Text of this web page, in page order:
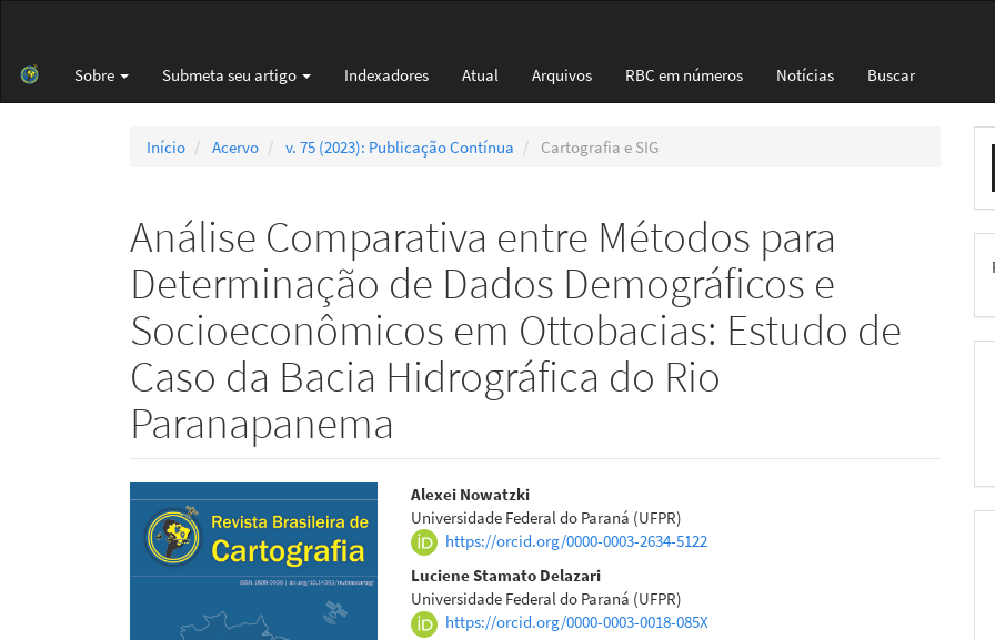
principal
Barra
Sobre Submeta seu artigo Indexadores Atual Arquivos RBC em números Notícias Buscar
Início Acervo v. 75 (2023): Publicação Contínua Cartografia e SIG
Análise Comparativa entre Métodos para
Determinação de Dados Demográficos e
Socioeconômicos em Ottobacias: Estudo de
Caso da Bacia Hidrográfica do Rio
Paranapanema
Barra
lateral
de
artigos
Conteúdo
do
artigo
principal
Alexei Nowatzki
Universidade Federal do Paraná (UFPR)
https://orcid.org/0000-0003-2634-5122
Luciene Stamato Delazari
Universidade Federal do Paraná (UFPR)
https://orcid.org/0000-0003-0018-085X